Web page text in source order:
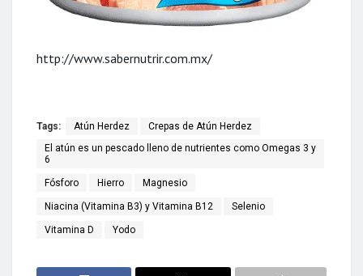
http://www.sabernutrir.com.mx/
Tags: Atún Herdez
Crepas de Atún Herdez
El atún es un pescado lleno de nutrientes como Omegas 3 y
6
Fósforo Hierro Magnesio
Niacina (Vitamina B3) y Vitamina B12 Selenio
Vitamina D Yodo